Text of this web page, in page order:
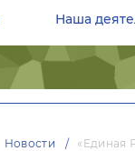
Наша
Новости «Единая